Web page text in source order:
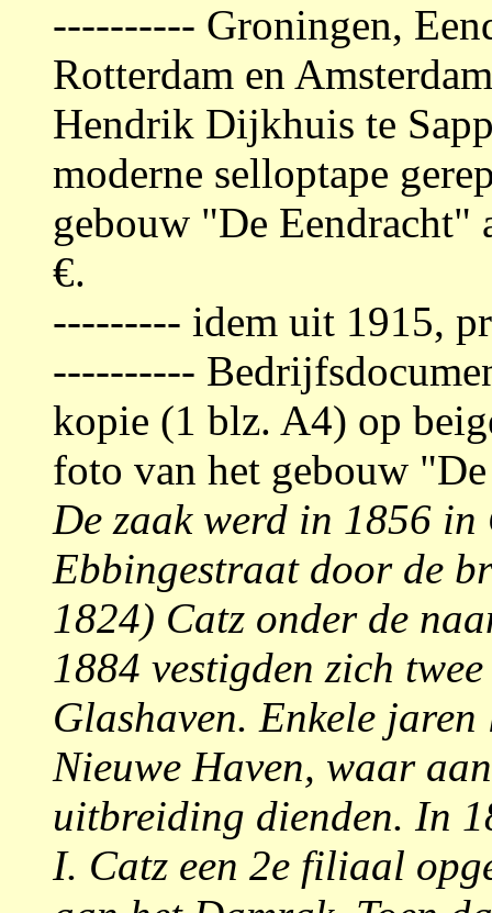
---------- Groningen,
Rotterdam en
Hendrik Dijkhuis te
moderne selloptape
gebouw "De Eendracht"
€.
--------- idem uit 1915,
----------
kopie (1 blz. A4) op
foto van het gebouw
De zaak werd in 1856
Ebbingestraat door de
1824) Catz onder de
1884 vestigden zich
Glashaven. Enkele
Nieuwe Haven, waar
uitbreiding dienden. In
I. Catz een 2e filiaal